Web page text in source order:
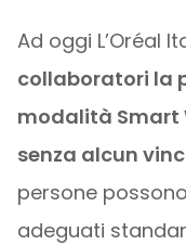
Ad oggi L’Oréal
collaboratori la
modalità Smart
senza alcun
persone
adeguati